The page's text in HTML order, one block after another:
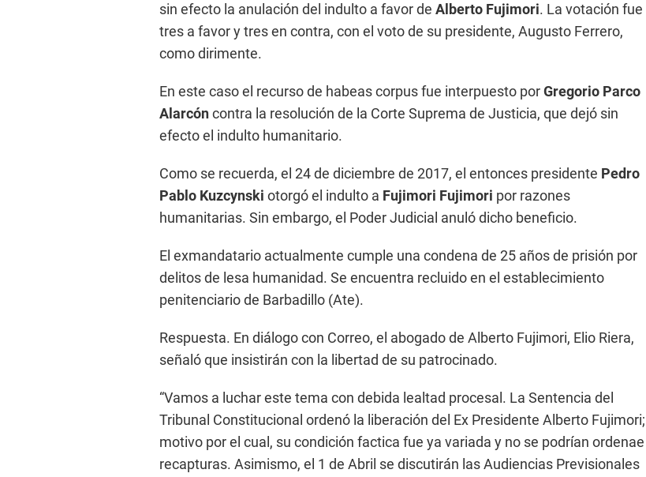
sin efecto la anulación del indulto a favor de Alberto Fujimori. La votación fue
tres a favor y tres en contra, con el voto de su presidente, Augusto Ferrero,
como dirimente.
En este caso el recurso de habeas corpus fue interpuesto porGregorio Parco
Alarcóncontra la resolución de la Corte Suprema de Justicia, que dejó sin
efecto el indulto humanitario.
Como se recuerda, el 24 de diciembre de 2017, el entonces presidente Pedro
Pablo Kuzcynski otorgó el indulto a Fujimori Fujimori por razones
humanitarias. Sin embargo, el Poder Judicial anuló dicho beneficio.
El exmandatario actualmente cumple una condena de 25 años de prisión por
delitos de lesa humanidad. Se encuentra recluido en el establecimiento
penitenciario de Barbadillo (Ate).
Respuesta. En diálogo con Correo, el abogado de Alberto Fujimori, Elio Riera,
señaló que insistirán con la libertad de su patrocinado.
“Vamos a luchar este tema con debida lealtad procesal. La Sentencia del
Tribunal Constitucional ordenó la liberación del Ex Presidente Alberto Fujimori;
motivo por el cual, su condición factica fue ya variada y no se podrían ordenae
recapturas. Asimismo, el 1 de Abril se discutirán las Audiencias Previsionales